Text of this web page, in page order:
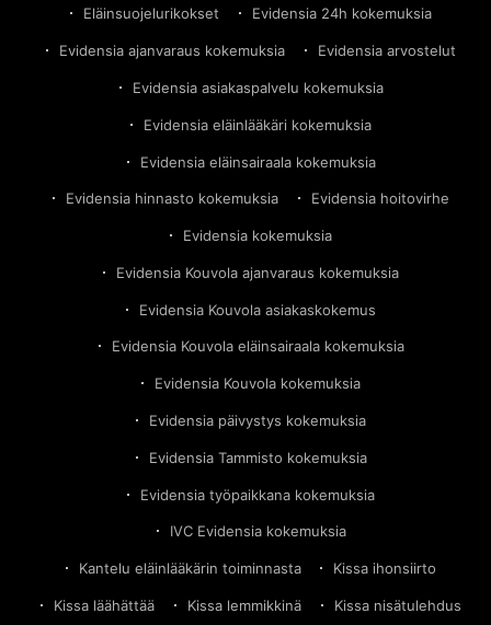
Eläinsuojelurikokset Evidensia 24h kokemuksia
Evidensia ajanvaraus kokemuksia Evidensia arvostelut
Evidensia asiakaspalvelu kokemuksia
Evidensia eläinlääkäri kokemuksia
Evidensia eläinsairaala kokemuksia
Evidensia hinnasto kokemuksia Evidensia hoitovirhe
Evidensia kokemuksia
Evidensia Kouvola ajanvaraus kokemuksia
Evidensia Kouvola asiakaskokemus
Evidensia Kouvola eläinsairaala kokemuksia
Evidensia Kouvola kokemuksia
Evidensia päivystys kokemuksia
Evidensia Tammisto kokemuksia
Evidensia työpaikkana kokemuksia
IVC Evidensia kokemuksia
Kantelu eläinlääkärin toiminnasta Kissa ihonsiirto
Kissa läähättää Kissa lemmikkinä Kissa nisätulehdus